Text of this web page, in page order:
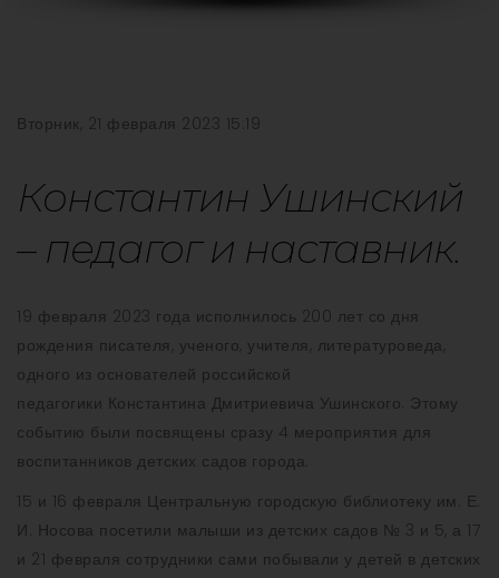
Вторник, 21 февраля 2023 15:19
Константин Ушинский
– педагог и наставник.
19 февраля 2023 года исполнилось 200 лет со дня
рождения писателя, ученого, учителя, литературоведа,
одного из основателей российской
педагогики Константина Дмитриевича Ушинского. Этому
событию были посвящены сразу 4 мероприятия для
воспитанников детских садов города.
15 и 16 февраля Центральную городскую библиотеку им. Е.
И. Носова посетили малыши из детских садов № 3 и 5, а 17
и 21 февраля сотрудники сами побывали у детей в детских